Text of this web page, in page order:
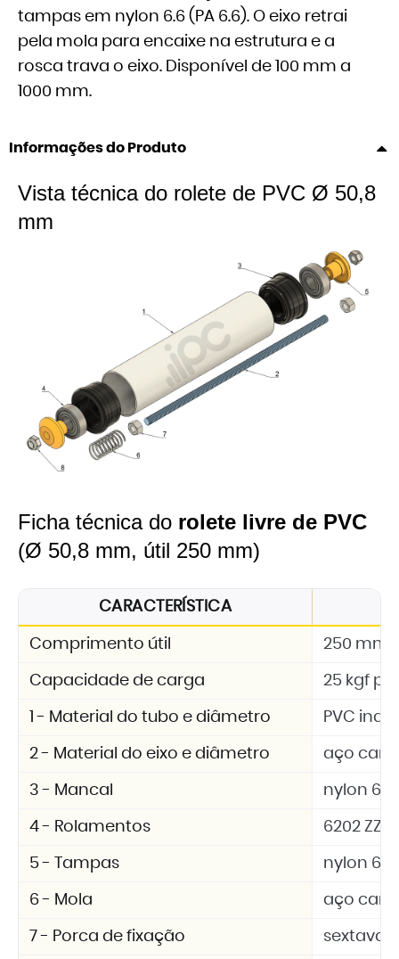
tampas em nylon 6.6 (PA 6.6). O eixo retrai
pela mola para encaixe na estrutura e a
rosca trava o eixo. Disponível de 100 mm a
1000 mm.
Informações do Produto
Vista técnica do rolete de PVC Ø 50,8
mm
Ficha técnica do rolete livre de PVC
(Ø 50,8 mm, útil 250 mm)
CARACTERÍSTICA
Comprimento útil 250 mm
Capacidade de carga 25 kgf
1 - Material do tubo e diâmetro PVC
2 - Material do eixo e diâmetro aço
3 - Mancal nylon 6.6
4 - Rolamentos 6202 ZZ
5 - Tampas nylon 6.6
6 - Mola aço
7 - Porca de fixação